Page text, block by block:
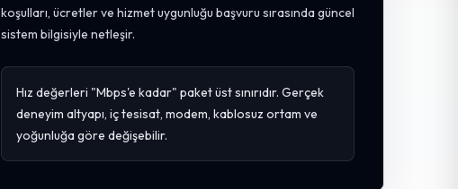
koşulları, ücretler ve hizmet uygunluğu başvuru sırasında güncel
sistem bilgisiyle netleşir.
Hız değerleri "Mbps'e kadar" paket üst sınırıdır. Gerçek
deneyim altyapı, iç tesisat, modem, kablosuz ortam ve
yoğunluğa göre değişebilir.